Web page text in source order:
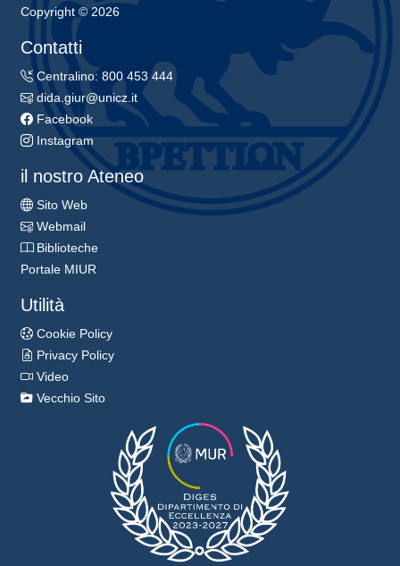
Copyright © 2026
Contatti
Centralino: 800 453 444
dida.giur@unicz.it
Facebook
Instagram
il nostro Ateneo
Sito Web
Webmail
Biblioteche
Portale MIUR
Utilità
Cookie Policy
Privacy Policy
Video
Vecchio Sito